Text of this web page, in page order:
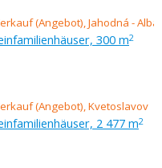
300 m2
2 477 m2